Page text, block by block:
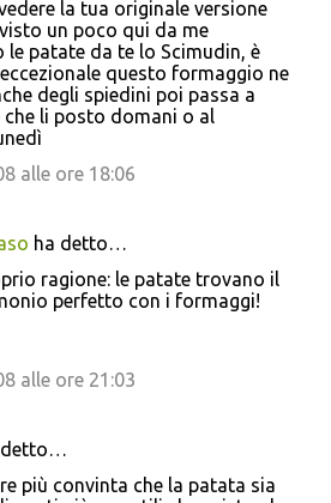
la tua originale versione
un poco qui da me
le patate da te lo Scimudin, è
questo formaggio ne
degli spiedini poi passa a
li posto domani o al
alle ore 18:06
ha detto…
ragione: le patate trovano il
perfetto con i formaggi!
alle ore 21:03
detto…
più convinta che la patata sia